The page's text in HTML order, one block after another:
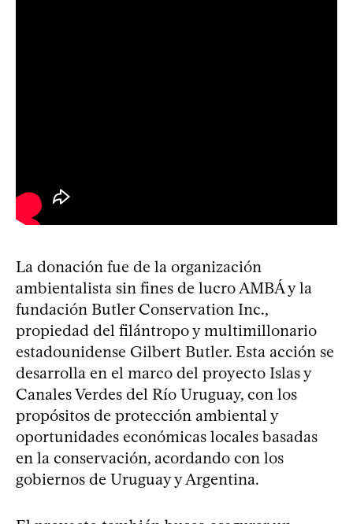
La donación fue de la organización
ambientalista sin fines de lucro AMBÁ y la
fundación Butler Conservation Inc.,
propiedad del filántropo y multimillonario
estadounidense Gilbert Butler. Esta acción se
desarrolla en el marco del proyecto Islas y
Canales Verdes del Río Uruguay, con los
propósitos de protección ambiental y
oportunidades económicas locales basadas
en la conservación, acordando con los
gobiernos de Uruguay y Argentina.